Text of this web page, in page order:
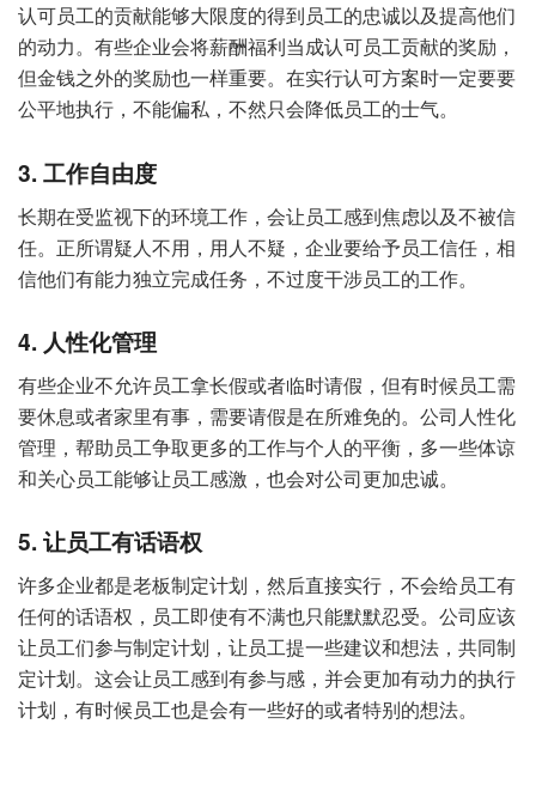
认可员工的贡献能够大限度的得到员工的忠诚以及提高他们
的动力。有些企业会将薪酬福利当成认可员工贡献的奖励，
但金钱之外的奖励也一样重要。在实行认可方案时一定要要
公平地执行，不能偏私，不然只会降低员工的士气。
3. 工作自由度
长期在受监视下的环境工作，会让员工感到焦虑以及不被信
任。正所谓疑人不用，用人不疑，企业要给予员工信任，相
信他们有能力独立完成任务，不过度干涉员工的工作。
4. 人性化管理
有些企业不允许员工拿长假或者临时请假，但有时候员工需
要休息或者家里有事，需要请假是在所难免的。公司人性化
管理，帮助员工争取更多的工作与个人的平衡，多一些体谅
和关心员工能够让员工感激，也会对公司更加忠诚。
5. 让员工有话语权
许多企业都是老板制定计划，然后直接实行，不会给员工有
任何的话语权，员工即使有不满也只能默默忍受。公司应该
让员工们参与制定计划，让员工提一些建议和想法，共同制
定计划。这会让员工感到有参与感，并会更加有动力的执行
计划，有时候员工也是会有一些好的或者特别的想法。